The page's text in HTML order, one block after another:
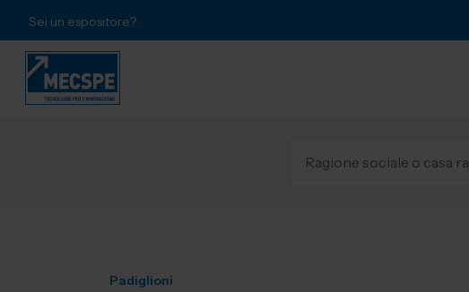
Sei un espositore?
Padiglioni